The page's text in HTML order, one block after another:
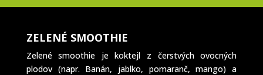
ZELENÉ SMOOTHIE
Zelené smoothie je koktejl z čerstvých ovocných
plodov (napr. Banán, jablko, pomaranč, mango) a